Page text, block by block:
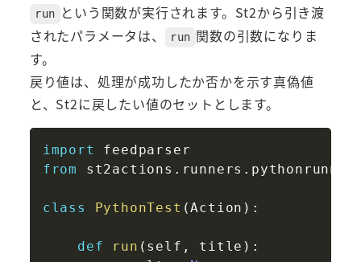
run
という関数が実行されます。St2から引き渡
されたパラメータは、
run 関数の引数になりま
す。
戻り値は、処理が成功したか否かを示す真偽値
と、St2に戻したい値のセットとします。
import
from
st2actions . runners .
class PythonTest (Action ) :
def run ( self , title ) :